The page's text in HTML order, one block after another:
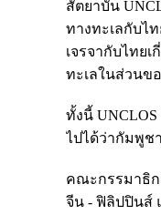
สัตยาบัน
ทางทะเลกับไ
เจรจากับไทย
ทะเลในส่วนข
ทั้งนี้
ไปได้ว่ากัมพูช
คณะกรรมาธิก
จีน - ฟิลิปปินส์